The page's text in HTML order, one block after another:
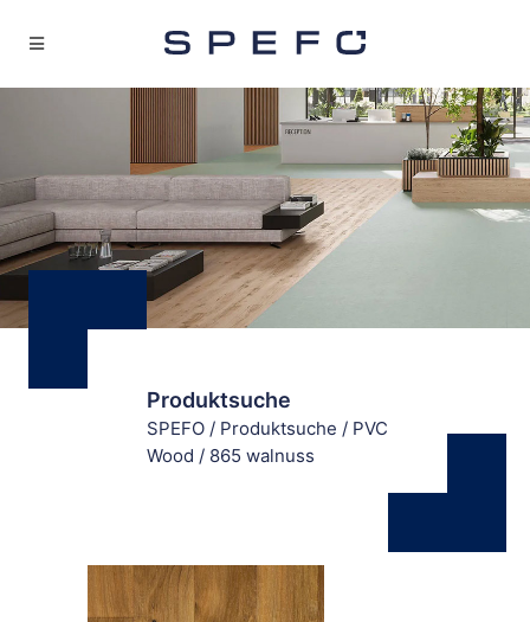
Produktsuche
SPEFO / Produktsuche / PVC
Wood / 865 walnuss